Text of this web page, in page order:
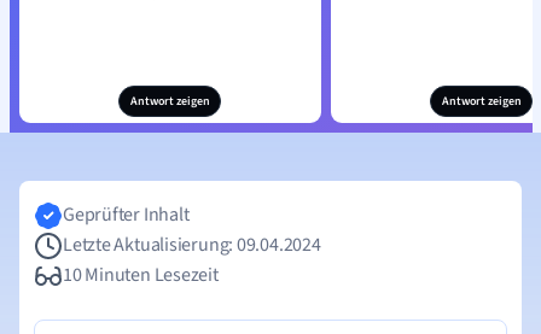
Antwort zeigen Antwort zeigen
Geprüfter Inhalt
Letzte Aktualisierung: 09.04.2024
10 Minuten Lesezeit